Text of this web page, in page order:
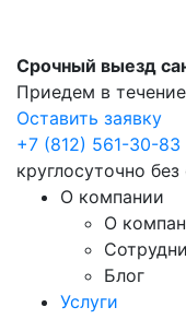
Срочный выезд
Приедем в
Оставить заявку
+7 (812) 561-30-83
круглосуточно
О компании
О
Блог
Услуги